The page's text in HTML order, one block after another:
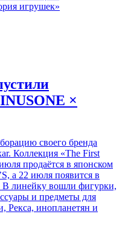
×
своего бренда
Коллекция «The First
продаётся в японском
а 22 июля появится в
В линейку вошли фигурки,
и предметы для
Рекса, инопланетян и